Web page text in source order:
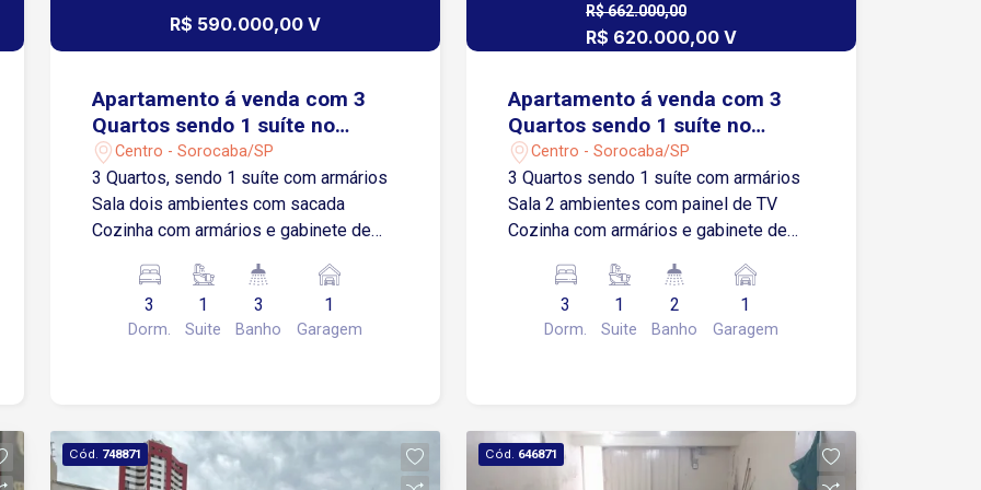
instituições. Localização Situado na
Aproximadamente 2 minutos da
Avenida Afonso Vergueiro Cerca de 3
minutos da Avenida Dom Aguirre,
facilitando o acesso a diversas regiões
Em torno de 5 minutos do Terminal
Santo Antônio Aproximadamente 8
minutos da Rodovia Raposo Tavares
Região com grande fluxo, próxima a
bancos, comércios, cartórios,
restaurantes e serviços em geral
cidade.
R$ 590.000,00 V
Apartamento á venda com 3
Quartos sendo 1 suíte no
Residencial Sevilha Plaza
Centro - Sorocaba/SP
3 Quartos, sendo 1 suíte com armários
Sala dois ambientes com sacada
Cozinha com armários e gabinete de
Lavanderia 1 Vaga de garagem coberta
Condomínio Oferece: Academia Área
gourmet Playground Salão de festa
3
Dorm.
1
Suite
3
Banho
1
Garagem
R$ 662.000,00
R$ 620.000,00 V
Apartamento á venda com 3
Quartos sendo 1 suíte no
Edifício São Luiz no Centro de
Sorocaba-SP
Centro - Sorocaba/SP
3 Quartos sendo 1 suíte com armários
Sala 2 ambientes com painel de TV
Cozinha com armários e gabinete de
armários e prateleira 1 Vaga de
garagem coberta Localização: Imóvel
com excelente localização na região
3
Dorm.
1
Suite
2
Banho
1
Garagem
Cód. 748871 Cód. 646871